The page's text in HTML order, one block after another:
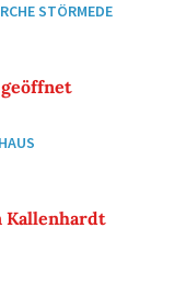
STÖRMEDE
Kallenhardt